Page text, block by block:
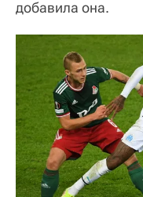
добавила она.